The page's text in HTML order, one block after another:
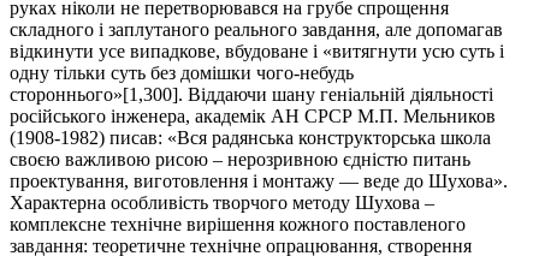
руках ніколи не перетворювався на грубе спрощення
складного і заплутаного реального завдання, але допомагав
відкинути усе випадкове, вбудоване і «витягнути усю суть і
одну тільки суть без домішки чого-небудь
стороннього»[1,300]. Віддаючи шану геніальній діяльності
російського інженера, академік АН СРСР М.П. Мельников
(1908-1982) писав: «Вся радянська конструкторська школа
своєю важливою рисою – нерозривною єдністю питань
проектування, виготовлення і монтажу — веде до Шухова».
Характерна особливість творчого методу Шухова –
комплексне технічне вирішення кожного поставленого
завдання: теоретичне технічне опрацювання, створення